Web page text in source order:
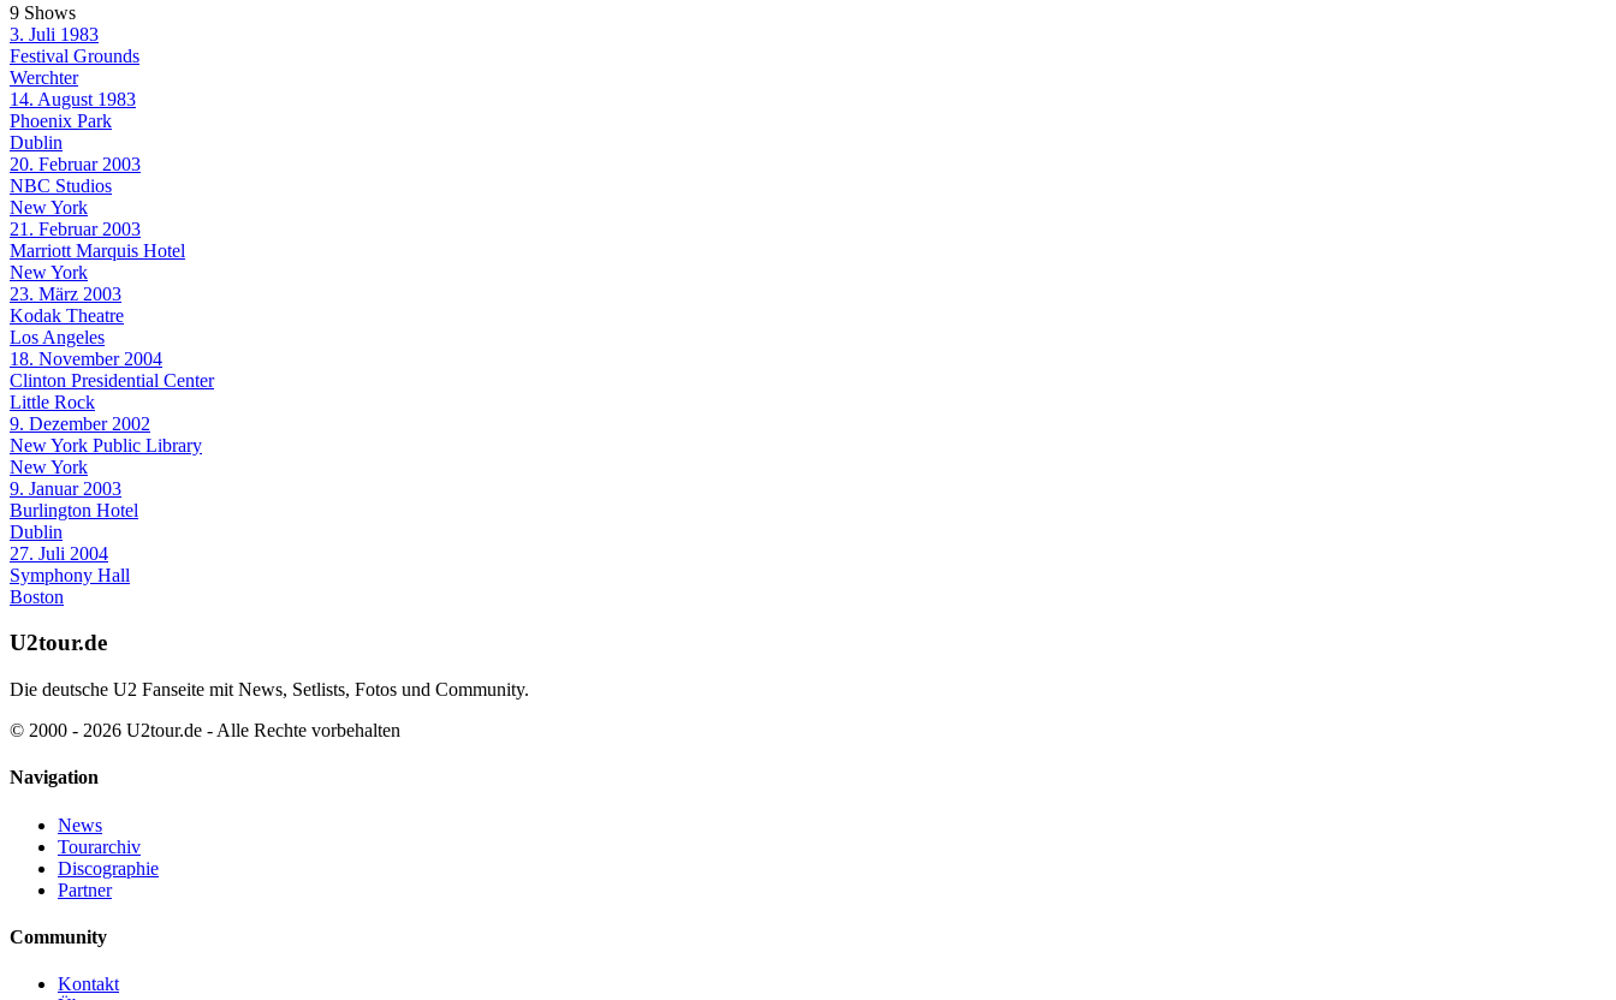
9 Shows
3. Juli 1983
Festival Grounds
Werchter
14. August 1983
Phoenix Park
Dublin
20. Februar 2003
NBC Studios
New York
21. Februar 2003
Marriott Marquis Hotel
New York
23. März 2003
Kodak Theatre
Los Angeles
18. November 2004
Clinton Presidential Center
Little Rock
9. Dezember 2002
New York Public Library
New York
9. Januar 2003
Burlington Hotel
Dublin
27. Juli 2004
Symphony Hall
Boston
U2tour.de
Die deutsche U2 Fanseite mit News, Setlists, Fotos und Community.
© 2000 - 2026 U2tour.de - Alle Rechte vorbehalten
Navigation
News
Tourarchiv
Discographie
Partner
Community
Kontakt